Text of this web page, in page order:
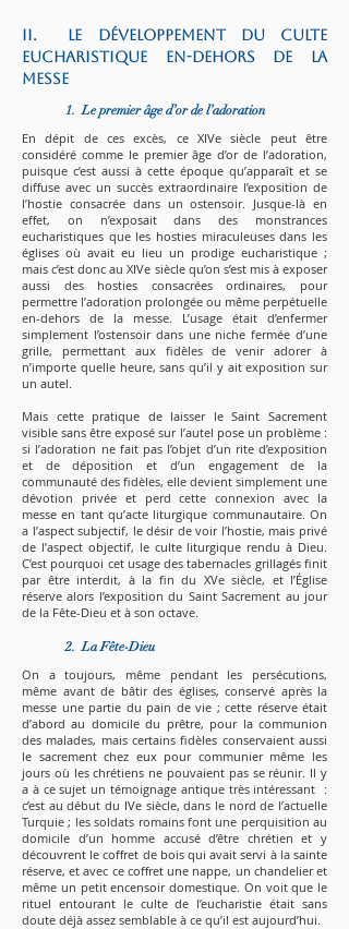
II. Le développement du culte
eucharistique en-dehors de la
messe
1. Le premier âge d’or de l’adoration
En dépit de ces excès, ce XIVe siècle peut être
considéré comme le premier âge d’or de l’adoration,
puisque c’est aussi à cette époque qu’apparaît et se
diffuse avec un succès extraordinaire l’exposition de
l’hostie consacrée dans un ostensoir. Jusque-là en
effet, on n’exposait dans des monstrances
eucharistiques que les hosties miraculeuses dans les
églises où avait eu lieu un prodige eucharistique ;
mais c’est donc au XIVe siècle qu’on s’est mis à exposer
aussi des hosties consacrées ordinaires, pour
permettre l’adoration prolongée ou même perpétuelle
en-dehors de la messe. L’usage était d’enfermer
simplement l’ostensoir dans une niche fermée d’une
grille, permettant aux fidèles de venir adorer à
n’importe quelle heure, sans qu’il y ait exposition sur
un autel.
Mais cette pratique de laisser le Saint Sacrement
visible sans être exposé sur l’autel pose un problème :
si l’adoration ne fait pas l’objet d’un rite d’exposition
et de déposition et d’un engagement de la
communauté des fidèles, elle devient simplement une
dévotion privée et perd cette connexion avec la
messe en tant qu’acte liturgique communautaire. On
a l’aspect subjectif, le désir de voir l’hostie, mais privé
de l’aspect objectif, le culte liturgique rendu à Dieu.
C’est pourquoi cet usage des tabernacles grillagés finit
par être interdit, à la fin du XVe siècle, et l’Église
réserve alors l’exposition du Saint Sacrement au jour
de la Fête-Dieu et à son octave.
2. La Fête-Dieu
On a toujours, même pendant les persécutions,
même avant de bâtir des églises, conservé après la
messe une partie du pain de vie ; cette réserve était
d’abord au domicile du prêtre, pour la communion
des malades, mais certains fidèles conservaient aussi
le sacrement chez eux pour communier même les
jours où les chrétiens ne pouvaient pas se réunir. Il y
a à ce sujet un témoignage antique très intéressant :
c’est au début du IVe siècle, dans le nord de l’actuelle
Turquie ; les soldats romains font une perquisition au
domicile d’un homme accusé d’être chrétien et y
découvrent le coffret de bois qui avait servi à la sainte
réserve, et avec ce coffret une nappe, un chandelier et
même un petit encensoir domestique. On voit que le
rituel entourant le culte de l’eucharistie était sans
doute déjà assez semblable à ce qu’il est aujourd’hui.